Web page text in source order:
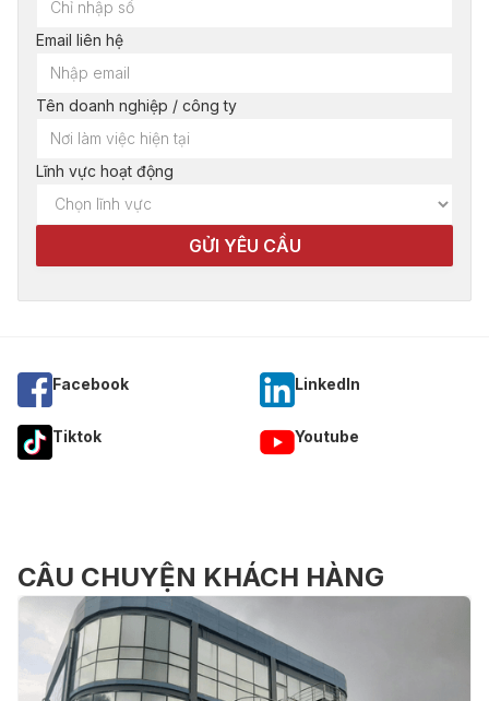
Email liên hệ
Tên doanh nghiệp / công ty
Lĩnh vực hoạt động
Facebook Linkedln
Tiktok Youtube
CÂU CHUYỆN KHÁCH HÀNG